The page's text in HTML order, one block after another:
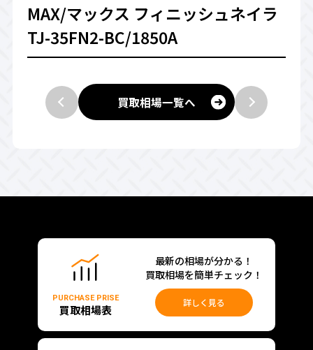
MAX/マックス フィニッシュネイラ
TJ-35FN2-BC/1850A
買取相場一覧へ
PURCHASE PRISE
買取相場表
最新の相場が分かる！
買取相場を簡単チェック！
詳しく見る